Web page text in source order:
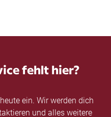
fehlt hier?
ein. Wir werden dich
und alles weitere